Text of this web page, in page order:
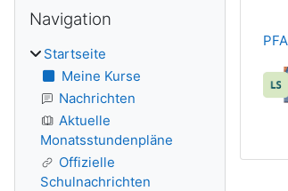
Blöcke
Navigation
Startseite
Meine Kurse
Nachrichten
Aktuelle
Monatsstundenpläne
Offizielle
Schulnachrichten